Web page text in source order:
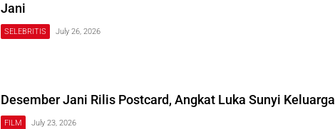
Jani
SELEBRITIS July 26, 2026
Desember Jani Rilis Postcard, Angkat Luka Sunyi Keluarga
FILM July 23, 2026